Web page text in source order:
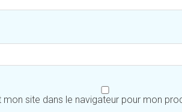
site dans le navigateur pour mon